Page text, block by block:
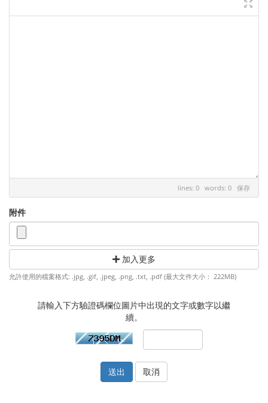
lines: 0 words: 0 保存
附件
加入更多
允許使用的檔案格式: .jpg, .gif, .jpeg, .png, .txt, .pdf (最大文件大小： 222MB)
請輸入下方驗證碼欄位圖片中出現的文字或數字以繼
續。
取消